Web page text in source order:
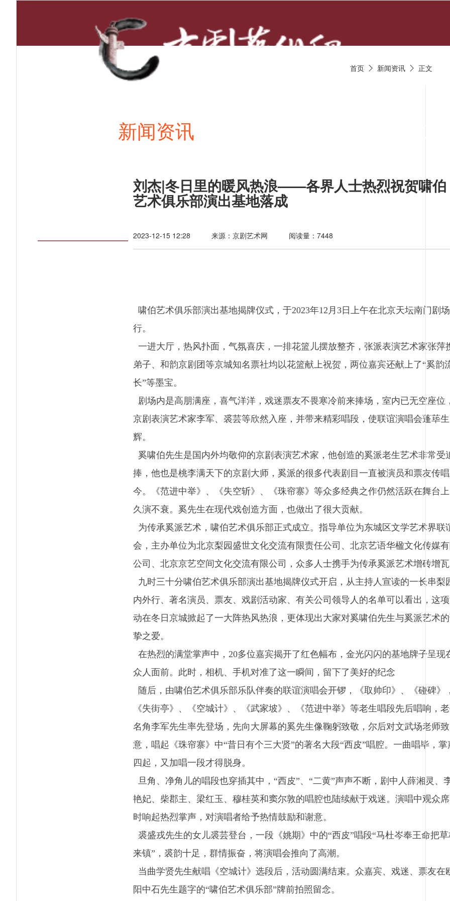
新闻资讯 京
首页  新闻资讯  正文
刘杰|冬日里的暖风热浪——各界人士热烈祝贺啸伯
艺术俱乐部演出基地落成
2023-12-15 12:28 来源：京剧艺术网 阅读量：7448
啸伯艺术俱乐部演出基地揭牌仪式，于2023年12月3日上午在北京天坛南门剧
行。
一进大厅，热风扑面，气氛喜庆，一排花篮儿摆放整齐，张派表演艺术家张萍
弟子、和韵京剧团等京城知名票社均以花篮献上祝贺，两位嘉宾还献上了“奚韵
长”等墨宝。
剧场内是高朋满座，喜气洋洋，戏迷票友不畏寒冷前来捧场，室内已无空座位，
京剧表演艺术家李军、裘芸等欣然入座，并带来精彩唱段，使联谊演唱会蓬荜生
辉。
奚啸伯先生是国内外均敬仰的京剧表演艺术家，他创造的奚派老生艺术非常受
捧，他也是桃李满天下的京剧大师，奚派的很多代表剧目一直被演员和票友传
今。《范进中举》、《失空斩》、《珠帘寨》等众多经典之作仍然活跃在舞台上
久演不衰。奚先生在现代戏创造方面，也做出了很大贡献。
为传承奚派艺术，啸伯艺术俱乐部正式成立。指导单位为东城区文学艺术界联
会，主办单位为北京梨园盛世文化交流有限责任公司、北京艺语华楹文化传媒
公司、北京京艺空间文化交流有限公司，众多人士携手为传承奚派艺术增砖增瓦
九时三十分啸伯艺术俱乐部演出基地揭牌仪式开启，从主持人宣读的一长串梨
内外行、著名演员、票友、戏剧活动家、有关公司领导人的名单可以看出，这
动在冬日京城掀起了一大阵热风热浪，更体现出大家对奚啸伯先生与奚派艺术
挚之爱。
在热烈的满堂掌声中，20多位嘉宾揭开了红色幅布，金光闪闪的基地牌子呈现
众人面前。此时，相机、手机对准了这一瞬间，留下了美好的纪念
随后，由啸伯艺术俱乐部乐队伴奏的联谊演唱会开锣，《取帅印》、《碰碑》，
《失街亭》、《空城计》、《武家坡》、《范进中举》等老生唱段先后唱响，
名角李军先生率先登场，先向大屏幕的奚先生像鞠躬致敬，尔后对文武场老师致
意，唱起《珠帘寨》中“昔日有个三大贤”的著名大段“西皮”唱腔。一曲唱毕，掌
四起，又加唱一段才得脱身。
旦角、净角儿的唱段也穿插其中，“西皮”、“二黄”声声不断，剧中人薛湘灵、
艳妃、柴郡主、梁红玉、穆桂英和窦尔敦的唱腔也陆续献于戏迷。演唱中观众
时响起热烈掌声，对演唱者给予热情鼓励和谢意。
裘盛戎先生的女儿裘芸登台，一段《姚期》中的“西皮”唱段“马杜岑奉王命把草
来镇”，裘韵十足，群情振奋，将演唱会推向了高潮。
当曲学贤先生献唱《空城计》选段后，活动圆满结束。众嘉宾、戏迷、票友在
阳中石先生题字的“啸伯艺术俱乐部”牌前拍照留念。